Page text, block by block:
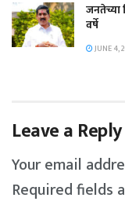
जनतेच्या
वर्षे
JUNE 4,
Leave a Reply
Your email
Required fields